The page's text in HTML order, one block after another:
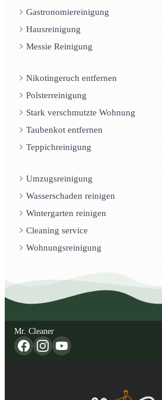
Gastronomiereinigung
Hausreinigung
Messie Reinigung
Nikotingeruch entfernen
Polsterreinigung
Stark verschmutzte Wohnung
Taubenkot entfernen
Teppichreinigung
Umzugsreinigung
Wasserschaden reinigen
Wintergarten reinigen
Cleaning service
Wohnungsreinigung
Mr. Cleaner